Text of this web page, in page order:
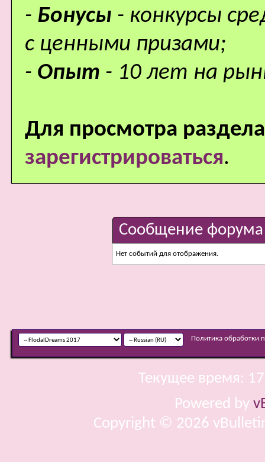
- Бонусы - конкурсы
с ценными призами;
- Опыт - 10 лет на
Для просмотра
зарегистрироваться.
Сообщение форума
Нет событий для отображения.
Политика обработки
Текущее время:
Powered by
Copyright © 2026